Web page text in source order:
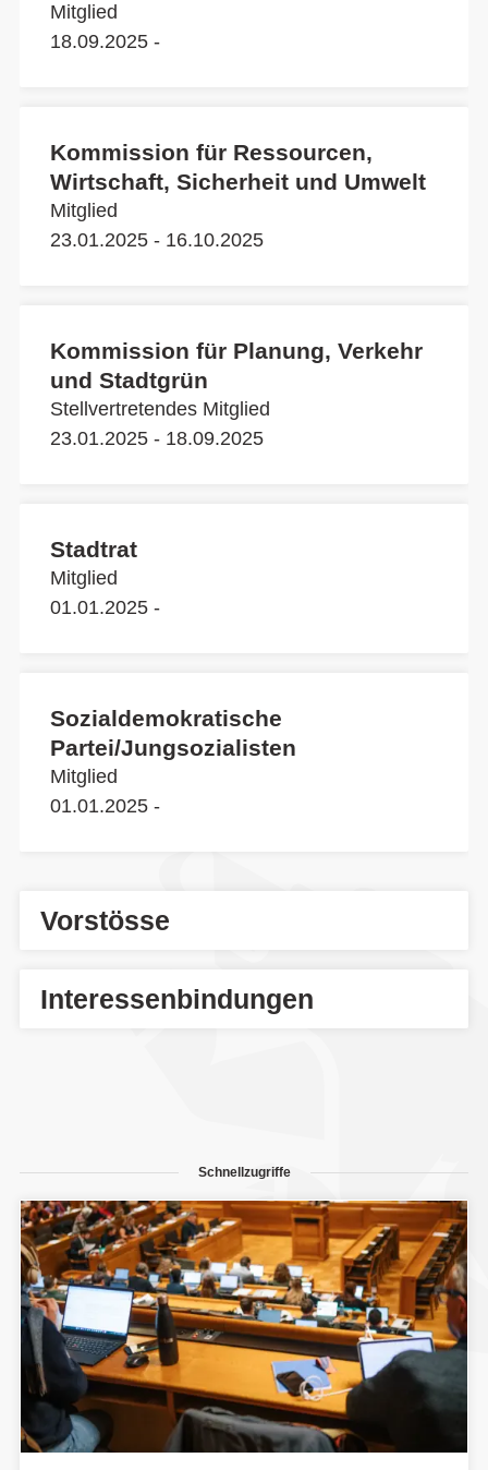
Mitglied
18.09.2025 -
Kommission für Ressourcen,
Wirtschaft, Sicherheit und Umwelt
Mitglied
23.01.2025 - 16.10.2025
Kommission für Planung, Verkehr
und Stadtgrün
Stellvertretendes Mitglied
23.01.2025 - 18.09.2025
Stadtrat
Mitglied
01.01.2025 -
Sozialdemokratische
Partei/Jungsozialisten
Mitglied
01.01.2025 -
Vorstösse
Interessenbindungen
Schnellzugriffe